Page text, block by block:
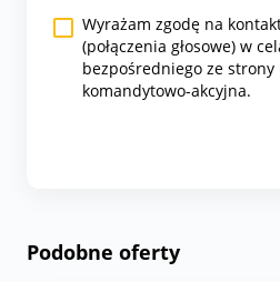
Wyrażam zgodę na
(połączenia głosowe) w
bezpośredniego ze strony
komandytowo-akcyjna.
Podobne oferty